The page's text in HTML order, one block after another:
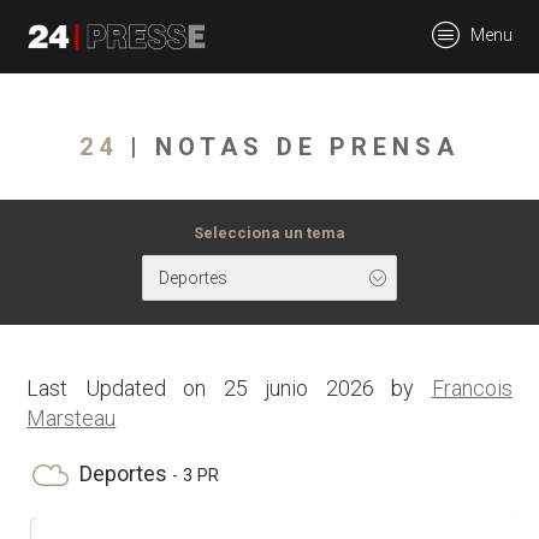
Menu
24 | NOTAS DE PRENSA
Selecciona un tema
Deportes
Last Updated on 25 junio 2026 by
Francois
Marsteau
Deportes - 3 PR